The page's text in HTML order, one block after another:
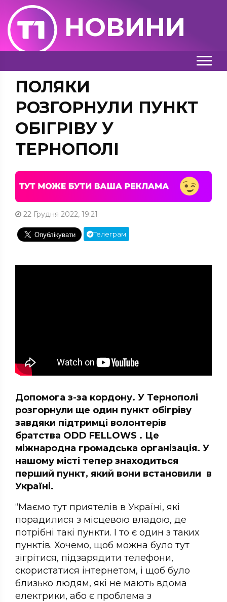
НОВИНИ
ПОЛЯКИ
РОЗГОРНУЛИ ПУНКТ
ОБІГРІВУ У
ТЕРНОПОЛІ
22 Грудня 2022, 19:21
Телеграм
Допомога з-за кордону. У Тернополі
розгорнули ще один пункт обігріву
завдяки підтримці волонтерів
братства ODD FELLOWS . Це
міжнародна громадська організація. У
нашому місті тепер знаходиться
перший пункт, який вони встановили в
Україні.
“Маємо тут приятелів в Україні, які
порадилися з місцевою владою, де
потрібні такі пункти. І то є один з таких
пунктів. Хочемо, щоб можна було тут
зігрітися, підзарядити телефони,
скористатися інтернетом, і щоб було
близько людям, які не мають вдома
електрики, або є проблема з